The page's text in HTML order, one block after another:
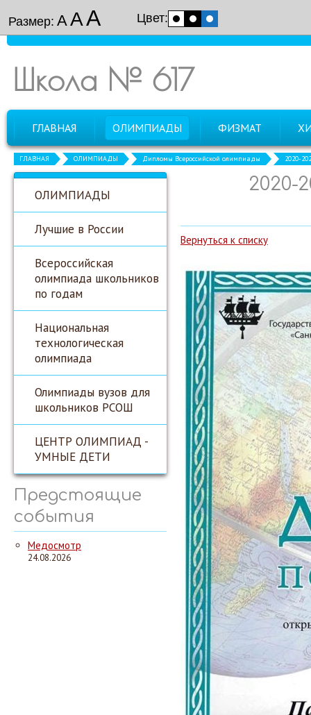
Размер: ААА Цвет:
Школа № 617
ГЛАВНАЯ ОЛИМПИАДЫ ФИЗМАТ
ГЛАВНАЯ ОЛИМПИАДЫ Дипломы Всероссийской олимпиады 2020-
ОЛИМПИАДЫ
Лучшие в России
Всероссийская
олимпиада школьников
по годам
Национальная
технологическая
олимпиада
Олимпиады вузов для
школьников РСОШ
ЦЕНТР ОЛИМПИАД -
УМНЫЕ ДЕТИ
Предстоящие
события
Медосмотр
24.08.2026
2020-
Вернуться к списку